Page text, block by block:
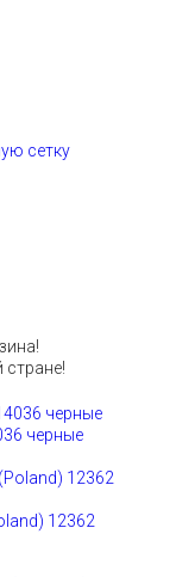
сетку
стране!
черные
12362